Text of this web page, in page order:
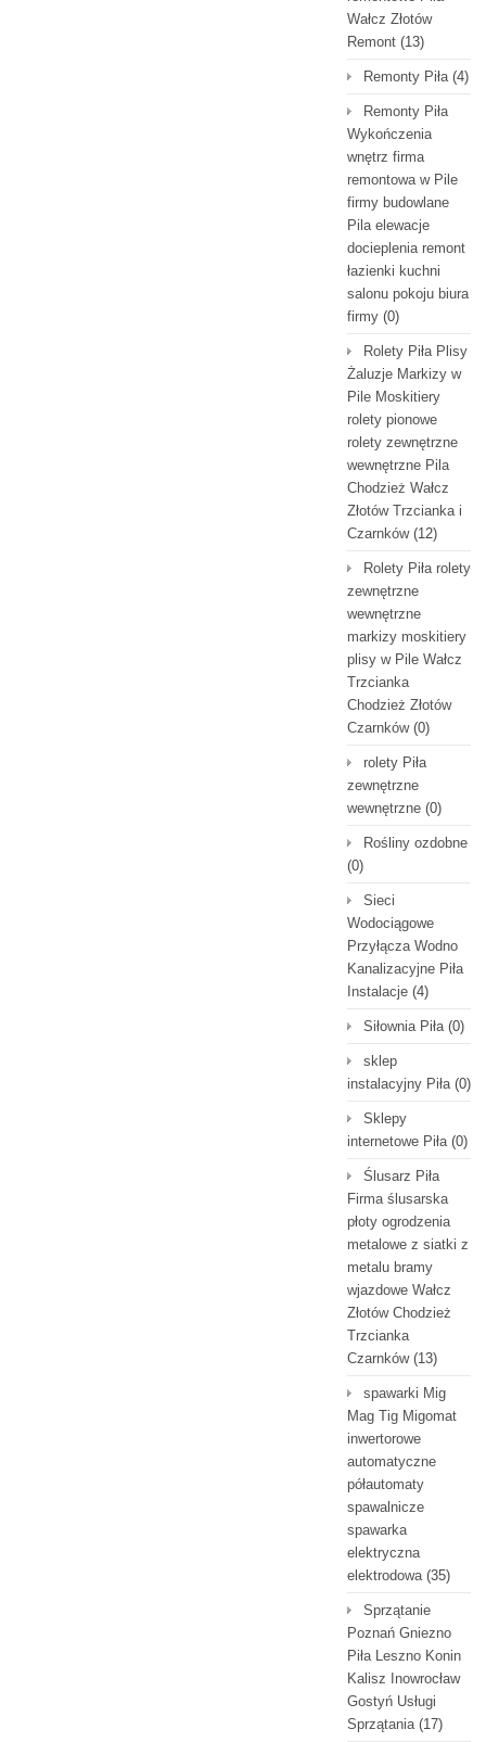
Wałcz Złotów
Remont (13)
Remonty Piła(4)
Remonty Piła
Wykończenia
wnętrz firma
remontowa w Pile
firmy budowlane
Pila elewacje
docieplenia remont
łazienki kuchni
salonu pokoju biura
firmy (0)
Rolety Piła Plisy
Żaluzje Markizy w
Pile Moskitiery
rolety pionowe
rolety zewnętrzne
wewnętrzne Pila
Chodzież Wałcz
Złotów Trzcianka i
Czarnków(12)
Rolety Piła rolety
zewnętrzne
wewnętrzne
markizy moskitiery
plisy w Pile Wałcz
Trzcianka
Chodzież Złotów
Czarnków(0)
rolety Piła
zewnętrzne
wewnętrzne (0)
Rośliny ozdobne
(0)
Sieci
Wodociągowe
Przyłącza Wodno
Kanalizacyjne Piła
Instalacje (4)
Siłownia Piła(0)
sklep
instalacyjny Piła(0)
Sklepy
internetowe Piła(0)
Ślusarz Piła
Firma ślusarska
płoty ogrodzenia
metalowe z siatki z
metalu bramy
wjazdowe Wałcz
Złotów Chodzież
Trzcianka
Czarnków(13)
spawarki Mig
Mag Tig Migomat
inwertorowe
automatyczne
półautomaty
spawalnicze
spawarka
elektryczna
elektrodowa(35)
Sprzątanie
Poznań Gniezno
Piła Leszno Konin
Kalisz Inowrocław
Gostyń Usługi
Sprzątania(17)